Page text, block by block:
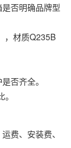
否明确品牌型
，材质Q235B
否齐全。
费、安装费、